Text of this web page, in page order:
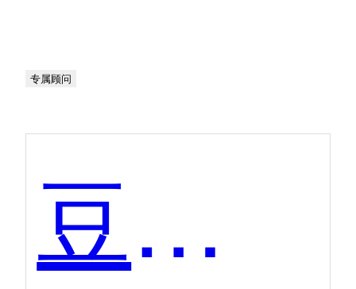
专属顾问
豆包爱学